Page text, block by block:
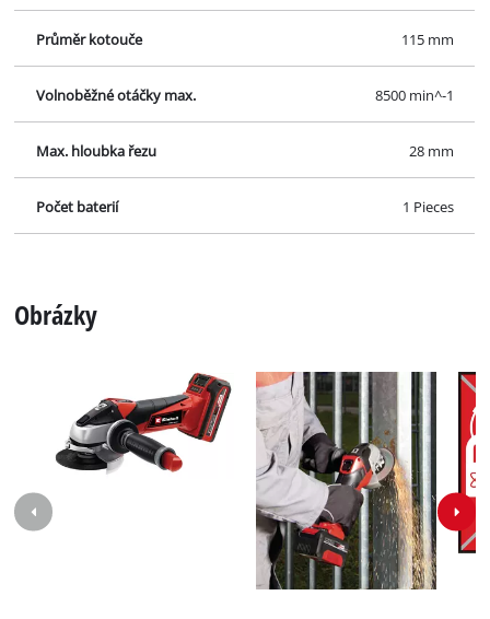
Průměr kotouče 115 mm
Volnoběžné otáčky max. 8500 min^-1
Max. hloubka řezu 28 mm
Počet baterií 1 Pieces
Obrázky